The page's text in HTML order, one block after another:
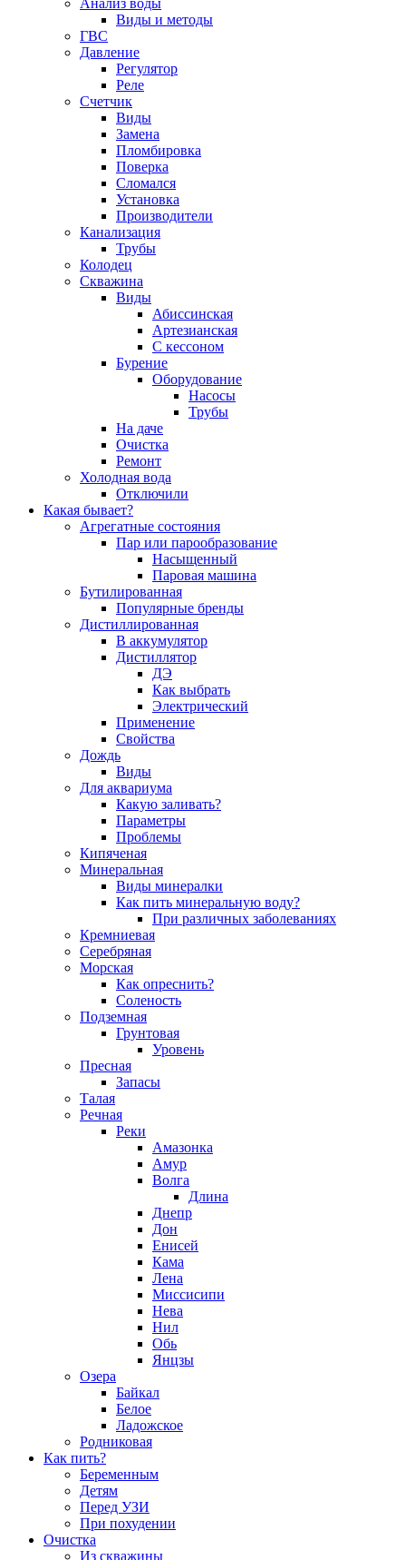
Анализ воды
Виды и методы
ГВС
Давление
Регулятор
Реле
Счетчик
Виды
Замена
Пломбировка
Поверка
Сломался
Установка
Производители
Канализация
Трубы
Колодец
Скважина
Виды
Абиссинская
Артезианская
С кессоном
Бурение
Оборудование
Насосы
Трубы
На даче
Очистка
Ремонт
Холодная вода
Отключили
Какая бывает?
Агрегатные состояния
Пар или парообразование
Насыщенный
Паровая машина
Бутилированная
Популярные бренды
Дистиллированная
В аккумулятор
Дистиллятор
ДЭ
Как выбрать
Электрический
Применение
Свойства
Дождь
Виды
Для аквариума
Какую заливать?
Параметры
Проблемы
Кипяченая
Минеральная
Виды минералки
Как пить минеральную воду?
При различных заболеваниях
Кремниевая
Серебряная
Морская
Как опреснить?
Соленость
Подземная
Грунтовая
Уровень
Пресная
Запасы
Талая
Речная
Реки
Амазонка
Амур
Волга
Длина
Днепр
Дон
Енисей
Кама
Лена
Миссисипи
Нева
Нил
Обь
Янцзы
Озера
Байкал
Белое
Ладожское
Родниковая
Как пить?
Беременным
Детям
Перед УЗИ
При похудении
Очистка
Из скважины